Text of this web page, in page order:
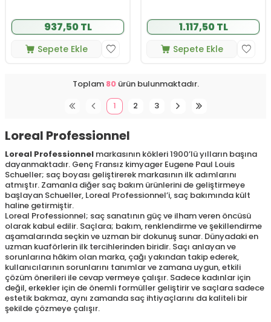
937,50 TL
Sepete Ekle
1.117,50 TL
Sepete Ekle
Toplam 80ürün bulunmaktadır.
1
2 3
Loreal Professionnel
Loreal Professionnel markasının kökleri 1900’lü yılların başına
dayanmaktadır. Genç Fransız kimyager Eugene Paul Louis
Schueller; saç boyası geliştirerek markasının ilk adımlarını
atmıştır. Zamanla diğer saç bakım ürünlerini de geliştirmeye
başlayan Schueller, Loreal Professionnel’i, saç bakımında kült
haline getirmiştir.
Loreal Professionnel; saç sanatının güç ve ilham veren öncüsü
olarak kabul edilir. Saçlara; bakım, renklendirme ve şekillendirme
aşamalarında seçkin ve uzman bir dokunuş sunar. Dünyadaki en
uzman kuaförlerin ilk tercihlerinden biridir. Saçı anlayan ve
sorunlarına hâkim olan marka, çağı yakından takip ederek,
kullanıcılarının sorunlarını tanımlar ve zamana uygun, etkili
çözüm önerileri ile cevap vermeye çalışır. Sadece kadınlar için
değil, erkekler için de önemli formüller geliştirir ve saçlara sadece
estetik bakmaz, aynı zamanda saç ihtiyaçlarını da kaliteli bir
şekilde çözmeye çalışır.